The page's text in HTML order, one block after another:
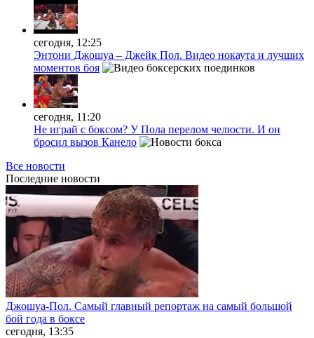
сегодня, 12:25
Энтони Джошуа – Джейк Пол. Видео нокаута и лучших
моментов боя
сегодня, 11:20
Не играй с боксом? У Пола перелом челюсти. И он
бросил вызов Канело
Все новости
Последние новости
Джошуа-Пол. Самый главный репортаж на самый большой
бой года в боксе
сегодня, 13:35